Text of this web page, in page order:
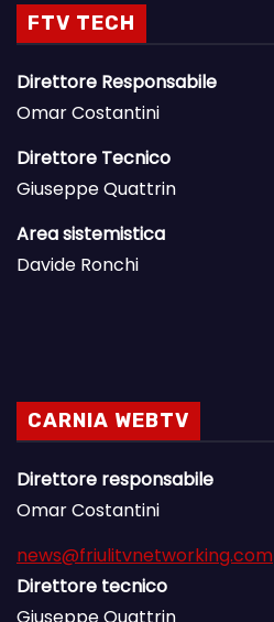
FTV TECH
Direttore Responsabile
Omar Costantini
Direttore Tecnico
Giuseppe Quattrin
Area sistemistica
Davide Ronchi
CARNIA WEBTV
Direttore responsabile
Omar Costantini
news@friulitvnetworking.com
Direttore tecnico